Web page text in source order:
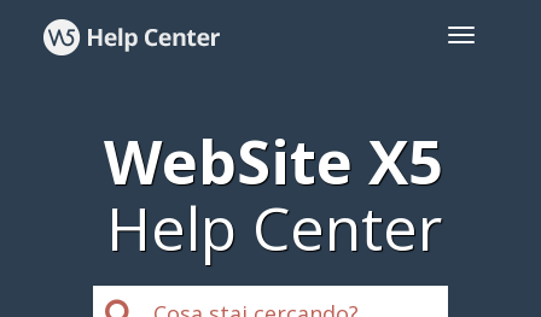
WebSite X5
Help Center